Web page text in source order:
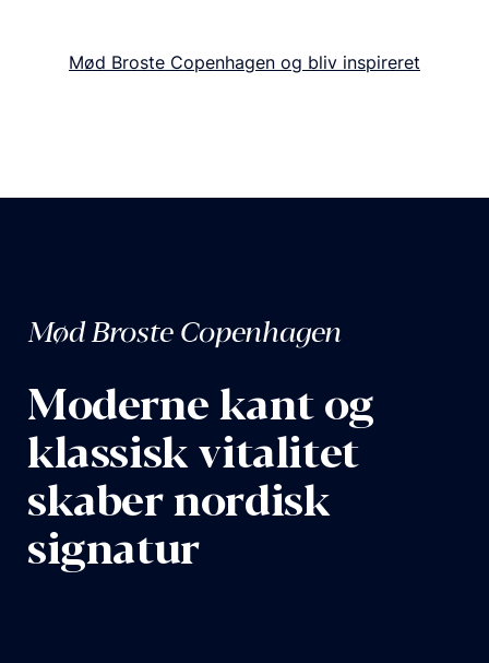
Mød Broste Copenhagen og bliv inspireret
Mød Broste Copenhagen
Moderne kant og
klassisk vitalitet
skaber nordisk
signatur